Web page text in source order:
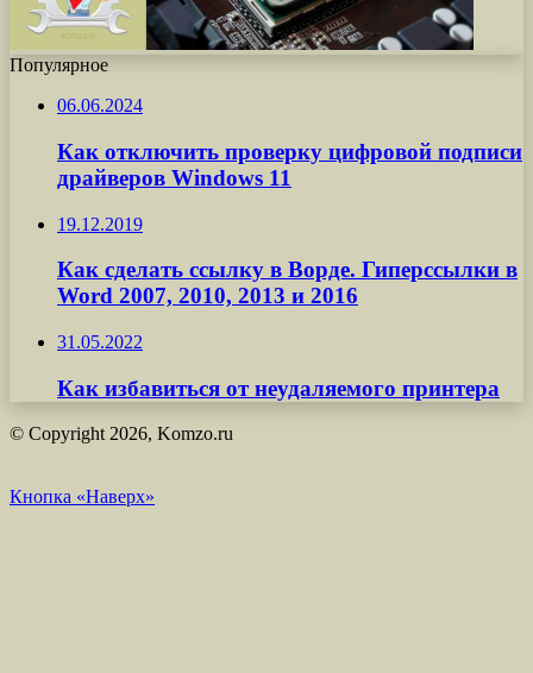
Популярное
06.06.2024
Как отключить проверку цифровой подписи
драйверов Windows 11
19.12.2019
Как сделать ссылку в Ворде. Гиперссылки в
Word 2007, 2010, 2013 и 2016
31.05.2022
Как избавиться от неудаляемого принтера
© Copyright 2026, Komzo.ru
Кнопка «Наверх»